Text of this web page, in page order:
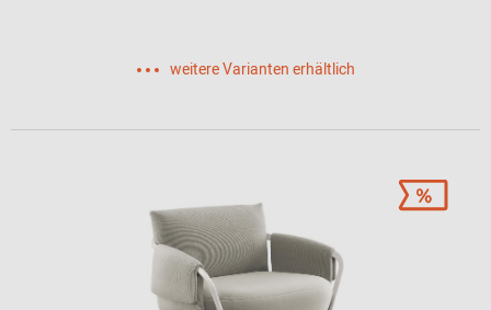
weitere Varianten erhältlich